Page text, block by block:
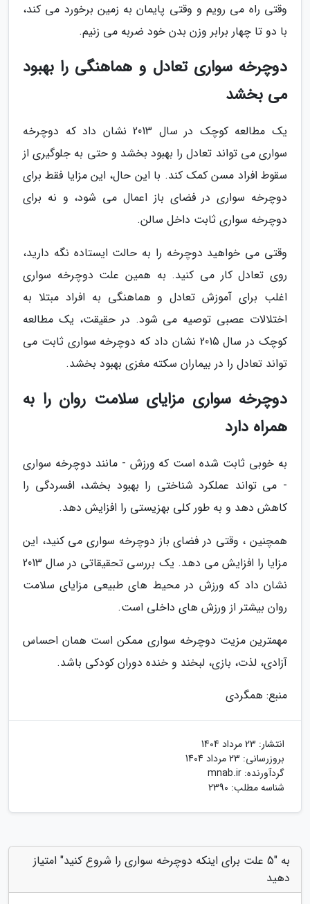
وقتی راه می رویم و وقتی پایمان به زمین برخورد می کند،
با دو تا چهار برابر وزن بدن خود ضربه می زنیم.
دوچرخه سواری تعادل و هماهنگی را بهبود
می بخشد
یک مطالعه کوچک در سال 2013 نشان داد که دوچرخه
سواری می تواند تعادل را بهبود بخشد و حتی به جلوگیری از
سقوط افراد مسن کمک کند. با این حال، این مزایا فقط برای
دوچرخه سواری در فضای باز اعمال می شود، و نه برای
دوچرخه سواری ثابت داخل سالن.
وقتی می خواهید دوچرخه را به حالت ایستاده نگه دارید،
روی تعادل کار می کنید. به همین علت دوچرخه سواری
اغلب برای آموزش تعادل و هماهنگی به افراد مبتلا به
اختلالات عصبی توصیه می شود. در حقیقت، یک مطالعه
کوچک در سال 2015 نشان داد که دوچرخه سواری ثابت می
تواند تعادل را در بیماران سکته مغزی بهبود بخشد.
دوچرخه سواری مزایای سلامت روان را به
همراه دارد
به خوبی ثابت شده است که ورزش - مانند دوچرخه سواری
- می تواند عملکرد شناختی را بهبود بخشد، افسردگی را
کاهش دهد و به طور کلی بهزیستی را افزایش دهد.
همچنین ، وقتی در فضای باز دوچرخه سواری می کنید، این
مزایا را افزایش می دهد. یک بررسی تحقیقاتی در سال 2013
نشان داد که ورزش در محیط های طبیعی مزایای سلامت
روان بیشتر از ورزش های داخلی است.
مهمترین مزیت دوچرخه سواری ممکن است همان احساس
آزادی، لذت، بازی، لبخند و خنده دوران کودکی باشد.
منبع: همگردی
انتشار: 23 مرداد 1404
بروزرسانی: 23 مرداد 1404
گردآورنده: mnab.ir
شناسه مطلب: 2390
به "5 علت برای اینکه دوچرخه سواری را شروع کنید" امتیاز
دهید